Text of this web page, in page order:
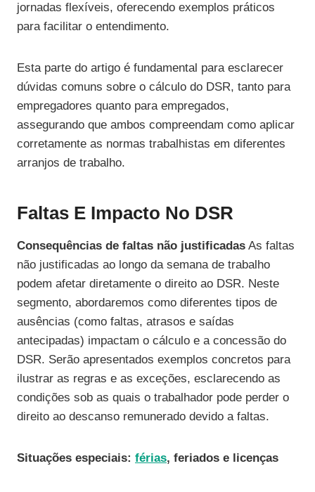
jornadas flexíveis, oferecendo exemplos práticos
para facilitar o entendimento.
Esta parte do artigo é fundamental para esclarecer
dúvidas comuns sobre o cálculo do DSR, tanto para
empregadores quanto para empregados,
assegurando que ambos compreendam como aplicar
corretamente as normas trabalhistas em diferentes
arranjos de trabalho.
Faltas E Impacto No DSR
Consequências de faltas não justificadas As faltas
não justificadas ao longo da semana de trabalho
podem afetar diretamente o direito ao DSR. Neste
segmento, abordaremos como diferentes tipos de
ausências (como faltas, atrasos e saídas
antecipadas) impactam o cálculo e a concessão do
DSR. Serão apresentados exemplos concretos para
ilustrar as regras e as exceções, esclarecendo as
condições sob as quais o trabalhador pode perder o
direito ao descanso remunerado devido a faltas.
Situações especiais: férias, feriados e licenças